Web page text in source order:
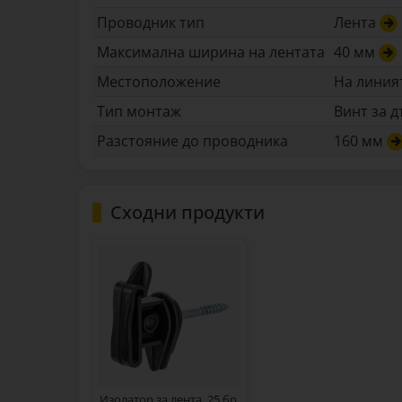
Проводник тип
Лента
Максимална ширина на лентата 40 мм
Местоположение
На
Тип монтаж
Винт за
Разстояние до проводника
160 мм
Сходни продукти